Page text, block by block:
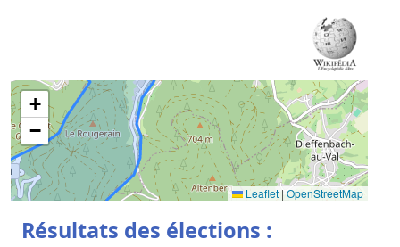
+
−
Leaflet |OpenStreetMap
Résultats des élections :